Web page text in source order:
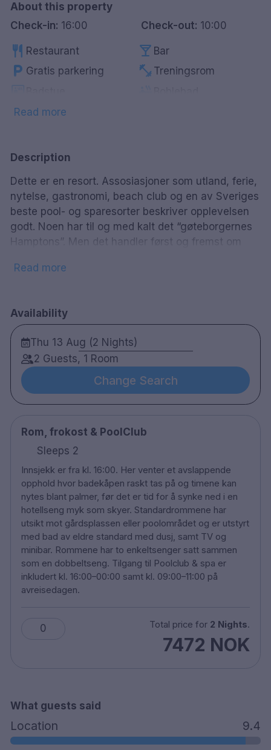
Done
About this property
Check-in: 16:00 Check-out: 10:00
restaurant Restaurant local_bar Bar
local_parking Gratis parkering fitness_center Treningsrom
accessibleHC-vennlig
Read more
Description
Dette er en resort. Assosiasjoner som utland, ferie,
nytelse, gastronomi, beach club og en av Sveriges
beste pool- og sparesorter beskriver opplevelsen
godt. Noen har til og med kalt det “gøteborgernes
Hamptons”. Men det handler først og fremst om
man ønsker å komme tilbake til, enten man reiser
OPPMERKSOMHET! 13-årsgrensen gjelder på The
Retreat Club. 13-16 åringer går med foreldrene for
innreise.
135 rom
På stranden
Røykfrie rom
Spa
Basseng
Dyrevennlig
Gratis wifi
Gratis parkering
Bar & Restaurant
Falkenberg sentralstasjon 3,6 km
Halmstad lufthavn 30 km
Read more
Availability
Thu 13 Aug (2 Nights)
2 Guests, 1 Room
Change Search
Rom, frokost & PoolClub
Sleeps 2
Innsjekk er fra kl. 16:00. Her venter et avslappende
opphold hvor badekåpen raskt tas på og timene kan
nytes blant palmer, før det er tid for å synke ned i en
hotellseng myk som skyer. Standardrommene har
utsikt mot gårdsplassen eller poolområdet og er utstyrt
med bad av eldre standard med dusj, samt TV og
minibar. Rommene har to enkeltsenger satt sammen
som en dobbeltseng. Tilgang til Poolclub & spa er
inkludert kl. 16:00–00:00 samt kl. 09:00–11:00 på
avreisedagen.
0 Total price for 2 Nights.
7472 NOK
What guests said
Location 9.4